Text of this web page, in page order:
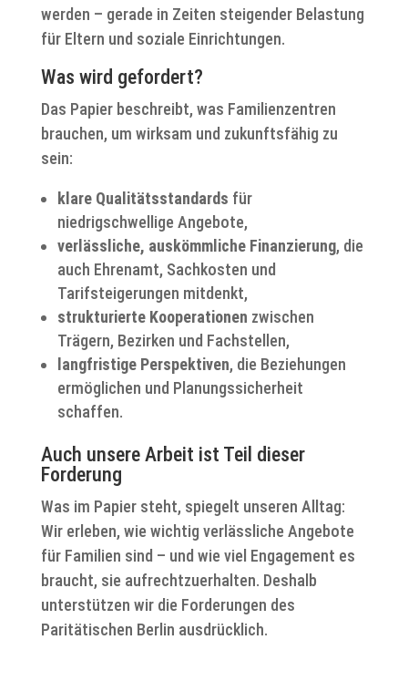
werden – gerade in Zeiten steigender Belastung
für Eltern und soziale Einrichtungen.
Was wird gefordert?
Das Papier beschreibt, was Familienzentren
brauchen, um wirksam und zukunftsfähig zu
sein:
klare Qualitätsstandards für
niedrigschwellige Angebote,
verlässliche, auskömmliche Finanzierung, die
auch Ehrenamt, Sachkosten und
Tarifsteigerungen mitdenkt,
strukturierte Kooperationen zwischen
Trägern, Bezirken und Fachstellen,
langfristige Perspektiven, die Beziehungen
ermöglichen und Planungssicherheit
schaffen.
Auch unsere Arbeit ist Teil dieser
Forderung
Was im Papier steht, spiegelt unseren Alltag:
Wir erleben, wie wichtig verlässliche Angebote
für Familien sind – und wie viel Engagement es
braucht, sie aufrechtzuerhalten. Deshalb
unterstützen wir die Forderungen des
Paritätischen Berlin ausdrücklich.